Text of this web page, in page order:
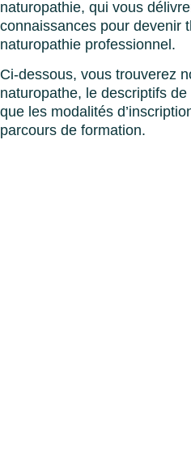
naturopathie, qui vous
connaissances pour devenir
naturopathie professionnel.
Ci-dessous, vous trouverez
naturopathe, le descriptifs
que les modalités
parcours de formation.